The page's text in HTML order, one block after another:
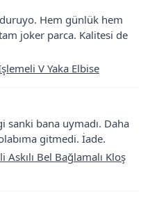
Hem günlük hem
joker parca. Kalitesi de
V Yaka Elbise
sanki bana uymadı. Daha
gitmedi. İade.
Askılı Bel Bağlamalı Kloş